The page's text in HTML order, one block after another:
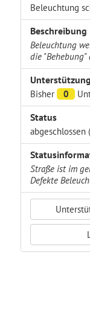
Beleuchtung
Beschreibung
Beleuchtung
die
Bisher 0
Status
Straße ist im
Defekte